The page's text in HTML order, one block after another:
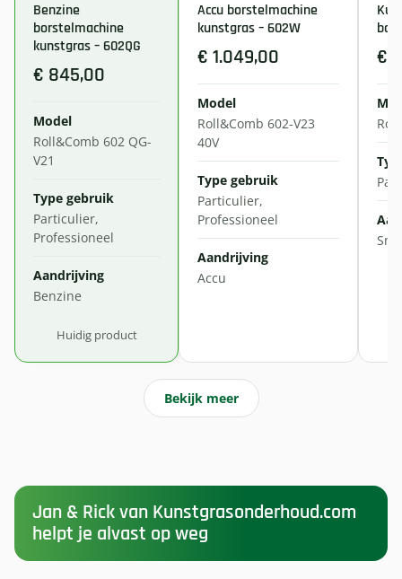
Benzine
borstelmachine
kunstgras – 602QG
€ 845,00
Model
Roll&Comb 602 QG-
V21
Type gebruik
Particulier,
Professioneel
Aandrijving
Benzine
Huidig product
Accu borstelmachine
kunstgras – 602W
€ 1.049,00
Model
Roll&Comb 602-V23
40V
Type gebruik
Particulier,
Professioneel
Aandrijving
Accu
€
Bekijk meer
Jan & Rick van Kunstgrasonderhoud.com
helpt je alvast op weg